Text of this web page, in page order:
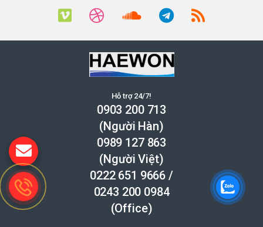
Hỗ trợ 24/7!
0903 200 713
(Người Hàn)
0989 127 863
(Người Việt)
0222 651 9666 /
0243 200 0984
(Office)